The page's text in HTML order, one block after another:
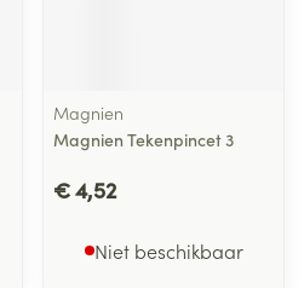
Magnien
Magnien Tekenpincet 3
€ 4,52
Niet beschikbaar